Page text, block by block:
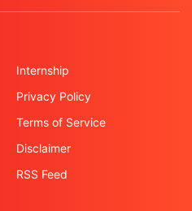
Internship
Privacy Policy
Terms of Service
Disclaimer
RSS Feed